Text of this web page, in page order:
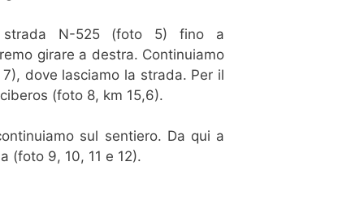
strada N-525 (foto 5) fino a
girare a destra. Continuiamo
dove lasciamo la strada. Per il
(foto 8, km 15,6).
sul sentiero. Da qui a
(foto 9, 10, 11 e 12).